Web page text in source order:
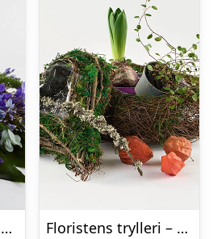
Bårebuket i lilla nuancer – Blomster til begravelse
Floristens trylleri – gravpynt – Blomster til begravelse